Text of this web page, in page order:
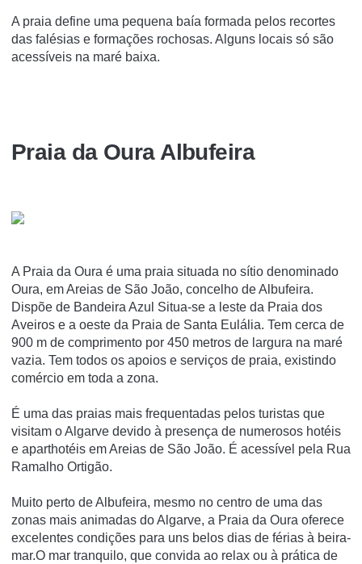
A praia define uma pequena baí­a formada pelos recortes
das falésias e formações rochosas. Alguns locais só são
acessí­veis na maré baixa.
Praia da Oura Albufeira
A Praia da Oura é uma praia situada no sí­tio denominado
Oura, em Areias de São João, concelho de Albufeira.
Dispõe de Bandeira Azul Situa-se a leste da Praia dos
Aveiros e a oeste da Praia de Santa Eulália. Tem cerca de
900 m de comprimento por 450 metros de largura na maré
vazia. Tem todos os apoios e serviços de praia, existindo
comércio em toda a zona.
É uma das praias mais frequentadas pelos turistas que
visitam o Algarve devido à presença de numerosos hotéis
e aparthotéis em Areias de São João. É acessí­vel pela Rua
Ramalho Ortigão.
Muito perto de Albufeira, mesmo no centro de uma das
zonas mais animadas do Algarve, a Praia da Oura oferece
excelentes condições para uns belos dias de férias à beira-
mar.O mar tranquilo, que convida ao relax ou à prática de